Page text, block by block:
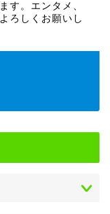
す。エンタメ、
ろしくお願いし